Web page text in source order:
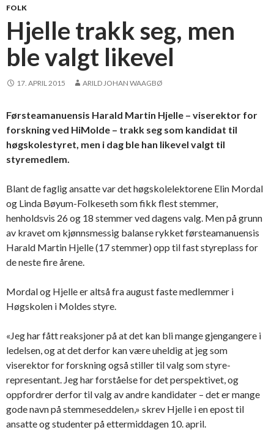
FOLK
Hjelle trakk seg, men
ble valgt likevel
17. APRIL 2015 ARILD JOHAN WAAGBØ
Førsteamanuensis Harald Martin Hjelle – viserektor for
forskning ved HiMolde – trakk seg som kandidat til
høgskolestyret, men i dag ble han likevel valgt til
styremedlem.
Blant de faglig ansatte var det høgskolelektorene Elin Mordal
og Linda Bøyum-Folkeseth som fikk flest stemmer,
henholdsvis 26 og 18 stemmer ved dagens valg. Men på grunn
av kravet om kjønnsmessig balanse rykket førsteamanuensis
Harald Martin Hjelle (17 stemmer) opp til fast styreplass for
de neste fire årene.
Mordal og Hjelle er altså fra august faste medlemmer i
Høgskolen i Moldes styre.
«Jeg har fått reaksjoner på at det kan bli mange gjengangere i
ledelsen, og at det derfor kan være uheldig at jeg som
viserektor for forskning også stiller til valg som styre-
representant. Jeg har forståelse for det perspektivet, og
oppfordrer derfor til valg av andre kandidater – det er mange
gode navn på stemmeseddelen,» skrev Hjelle i en epost til
ansatte og studenter på ettermiddagen 10. april.